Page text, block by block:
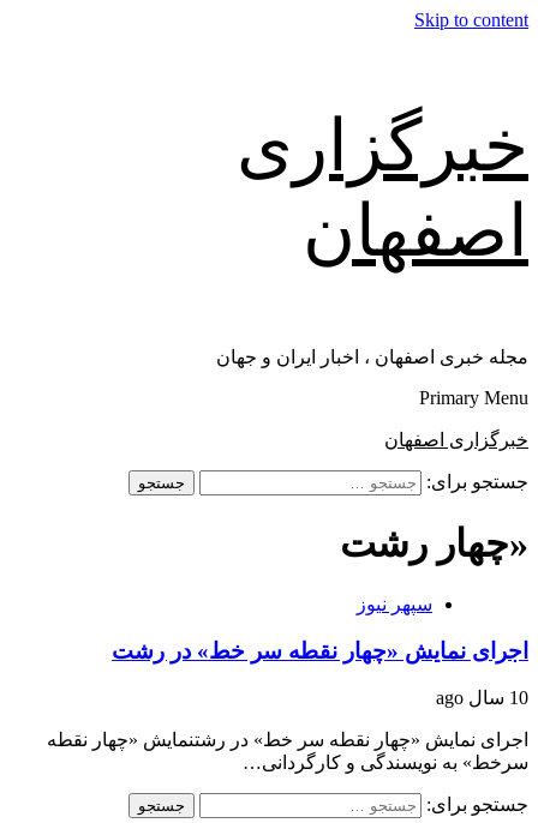
Skip to content
خبرگزاری
اصفهان
مجله خبری اصفهان ، اخبار ایران و جهان
Primary Menu
خبرگزاری اصفهان
جستجو برای:
«چهار رشت
سپهر نیوز
اجرای نمایش «چهار نقطه سر خط» در رشت
10 سال ago
اجرای نمایش «چهار نقطه سر خط» در رشتنمایش «چهار نقطه
سرخط» به نویسندگی و کارگردانی…
جستجو برای: